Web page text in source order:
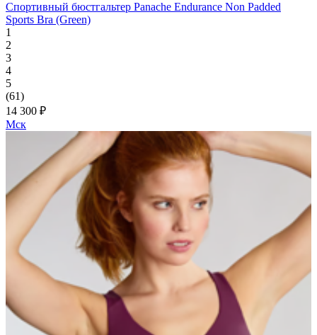
Спортивный бюстгальтер Panache Endurance Non Padded
Sports Bra (Green)
1
2
3
4
5
(61)
14 300 ₽
Мск